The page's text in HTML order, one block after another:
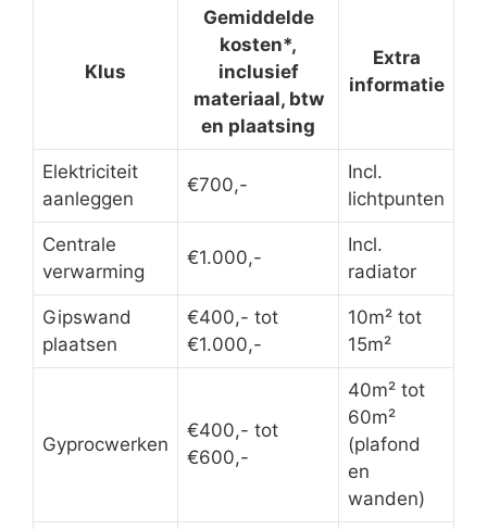
Klus
Gemiddelde
kosten*,
inclusief
materiaal, btw
en plaatsing
Extra
informatie
Elektriciteit
aanleggen
€700,-
Incl.
lichtpunten
Centrale
verwarming
€1.000,-
Incl.
radiator
Gipswand
plaatsen
€400,- tot
€1.000,-
10m² tot
15m²
Gyprocwerken
€400,- tot
€600,-
40m² tot
60m²
(plafond
en
wanden)